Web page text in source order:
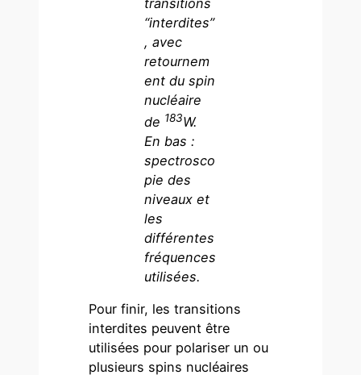
“interdites”
, avec
retournem
ent du spin
nucléaire
de 183W.
En bas :
spectrosco
pie des
niveaux et
les
différentes
fréquences
utilisées.
Pour finir, les transitions
interdites peuvent être
utilisées pour polariser un ou
plusieurs spins nucléaires